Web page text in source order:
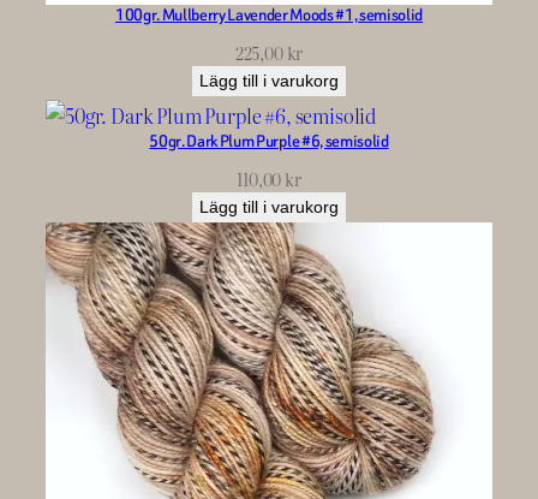
100gr. Mullberry Lavender Moods #1, semisolid
225,00kr
Lägg till i varukorg
50gr. Dark Plum Purple #6, semisolid
110,00kr
Lägg till i varukorg